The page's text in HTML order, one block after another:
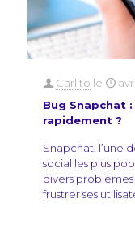
Carlito le
Bug Snapchat
rapidement ?
Snapchat, l’une
social les plus
divers
frustrer ses